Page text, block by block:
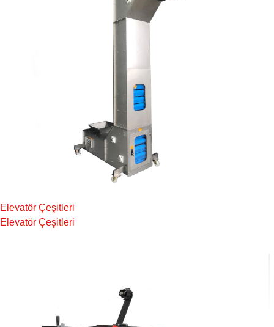
Elevatör Çeşitleri
Elevatör Çeşitleri